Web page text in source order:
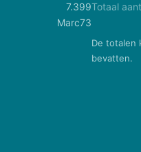
7.399
Marc73
Totaal
De totalen
bevatten.